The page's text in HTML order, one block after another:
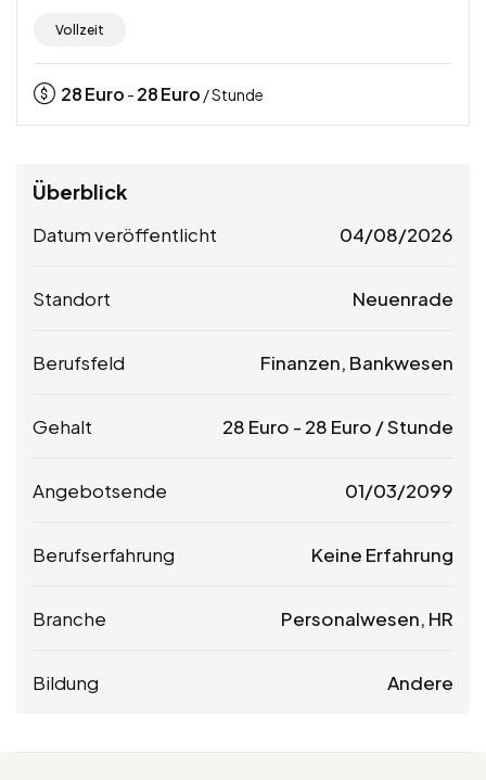
Vollzeit
28Euro - 28Euro / Stunde
Überblick
Datum veröffentlicht 04/08/2026
Standort Neuenrade
Berufsfeld Finanzen, Bankwesen
Gehalt 28 Euro - 28 Euro / Stunde
Angebotsende 01/03/2099
Berufserfahrung Keine Erfahrung
Branche Personalwesen, HR
Bildung Andere